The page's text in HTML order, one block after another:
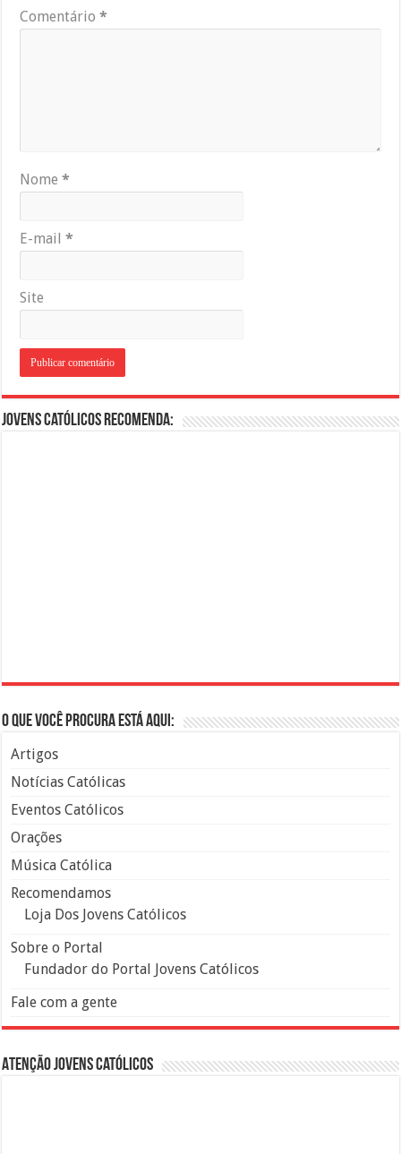
Comentário*
Nome*
E-mail*
Site
Jovens Católicos Recomenda:
O que você procura está aqui:
Artigos
Notícias Católicas
Eventos Católicos
Orações
Música Católica
Recomendamos
Loja Dos Jovens Católicos
Sobre o Portal
Fundador do Portal Jovens Católicos
Fale com a gente
Atenção Jovens Católicos